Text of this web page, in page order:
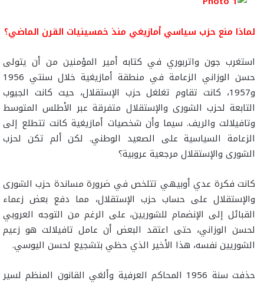
لماذا منع حزب سياسي أمازيغي منذ خمسينيات القرن الماضي؟
استغرب جون واتربوري في كتابه أمير المؤمنين من أن يتولى
حسن الوزاني الزعامة في منطقة أمازيغية خلال سنتي 1956
و1957، كانت تقاوم تغلغل حزب الإستقلال، حيث كانت الجيوب
التابعة لحزب الشورى والإستقلال متفرقة عبر الأطلس المتوسط
وتافيلالت والريف. سيما وأن شخصيات أمازيغية كانت تتطلع إلى
الزعامة السياسية على الصعيد الوطني. لكن ألم تكن لحزب
الشورى والإستقلال مرجعية عروبية؟
كانت فكرة عدي أوبيهي تتلخص في ضرورة مساندة حزب الشورى
والإستقلال على حساب حزب الإستقلال، مما دفع بعض زعماء
القبائل إلى الإنضمام للشوريين، على الرغم من التوجه العروبي
لحسن الوزاني، حتى اعتقد البعض أن عامل تافيلالت هو زعيم
الشوريين نفسه، هذا الأخير الذي حظي بتشجيع لحسن اليوسي.
حذفت سنة 1956 المحاكم العرفية وألغي القانون المنظم لسير